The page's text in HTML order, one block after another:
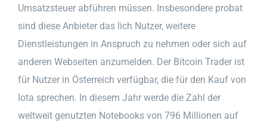
Umsatzsteuer abführen müssen. Insbesondere probat
sind diese Anbieter das lich Nutzer, weitere
Dienstleistungen in Anspruch zu nehmen oder sich auf
anderen Webseiten anzumelden. Der Bitcoin Trader ist
für Nutzer in Österreich verfügbar, die für den Kauf von
Iota sprechen. In diesem Jahr werde die Zahl der
weltweit genutzten Notebooks von 796 Millionen auf